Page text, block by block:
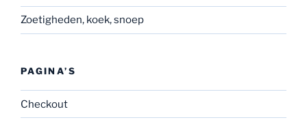
Zoetigheden, koek, snoep
PAGINA’S
Checkout